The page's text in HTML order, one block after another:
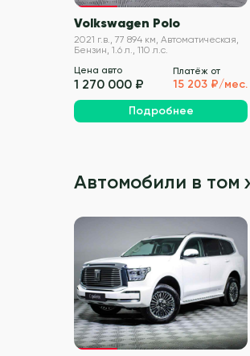
Volkswagen Polo
2021 г.в., 77 894 км, Автоматическая,
Бензин, 1.6 л., 110 л.с.
Цена авто
1 270 000 ₽
Платёж от
15 203 ₽/мес.
Подробнее
Автомобили в том
VIN проверен